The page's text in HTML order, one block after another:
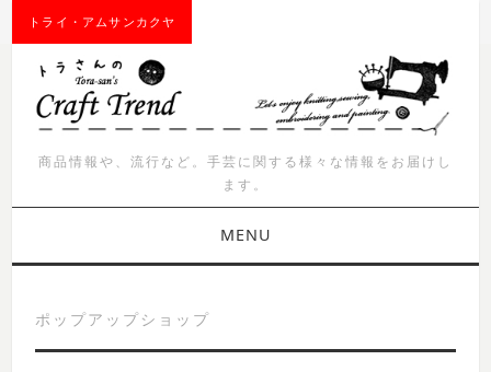
トライ・アムサンカクヤ
商品情報や、流行など。手芸に関する様々な情報をお届けし
ます。
MENU
商品紹介
ポップアップショップ